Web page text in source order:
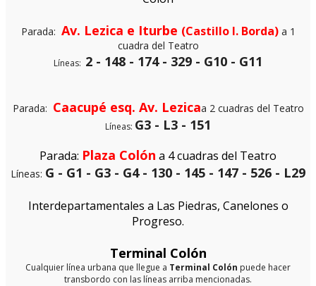
Parada: Av. Lezica e Iturbe (Castillo I. Borda) a 1
cuadra del Teatro
Líneas: 2 - 148 - 174 - 329 - G10 - G11
Parada: Caacupé esq. Av. Lezicaa 2 cuadras del Teatro
Líneas: G3 - L3 - 151
Parada: Plaza Colón a 4 cuadras del Teatro
Líneas: G - G1 - G3 - G4 - 130 - 145 - 147 - 526 - L29
Interdepartamentales a Las Piedras, Canelones o
Progreso.
Terminal Colón
Cualquier línea urbana que llegue a Terminal Colón puede hacer
transbordo con las líneas arriba mencionadas.